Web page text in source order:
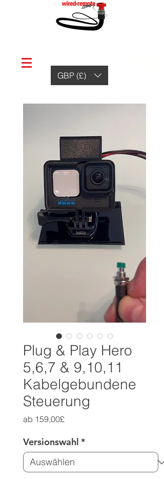
GBP (£)
Plug & Play Hero
5,6,7 & 9,10,11
Kabelgebundene
Steuerung
ab 159,00£
Versionswahl *